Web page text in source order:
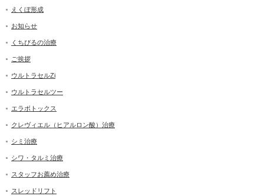
えくぼ形成
お知らせ
くちびるの治療
ご挨拶
ウルトラセルZi
ウルトラセルツー
エラボトックス
クレヴィエル（ヒアルロン酸）治療
シミ治療
シワ・タルミ治療
スタッフお薦め治療
スレッドリフト